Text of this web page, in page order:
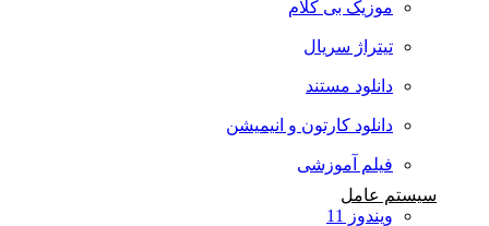
موزیک بی کلام
تیتراژ سریال
دانلود مستند
دانلود کارتون و انیمیشن
فیلم آموزشی
سیستم عامل
ویندوز 11